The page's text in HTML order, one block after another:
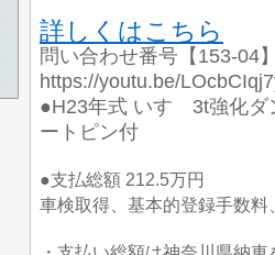
詳しくはこちら
問い合わせ番号【153-04
https://youtu.be/
●H23年式 いすゞ3t強化
ートピン付
●支払総額 212.5万円
車検取得、基本的登録手数